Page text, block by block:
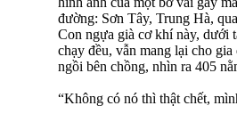
đường: Sơn Tây, Trung Hà,
Con ngựa già cơ khí này, dưới
chạy đều, vẫn mang lại cho
ngồi bên chồng, nhìn ra 405
“Không có nó thì thật chết,